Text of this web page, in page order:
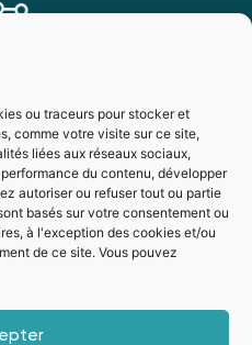
ou traceurs pour stocker et
comme votre visite sur ce site,
liées aux réseaux sociaux,
du contenu, développer
autoriser ou refuser tout ou partie
basés sur votre consentement ou
à l'exception des cookies et/ou
de ce site. Vous pouvez